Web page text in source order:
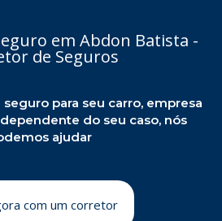
em Abdon Batista -
de Seguros
para seu carro, empresa
do seu caso, nós
ajudar
com um corretor